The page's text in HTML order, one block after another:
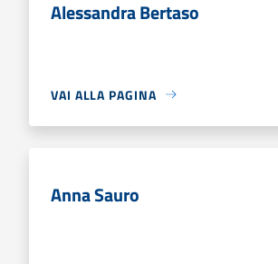
Alessandra Bertaso
VAI ALLA PAGINA
Anna Sauro